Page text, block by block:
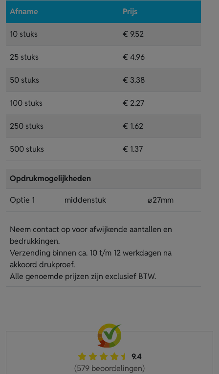
Afname Prijs
10 stuks € 9.52
25 stuks € 4.96
50 stuks € 3.38
100 stuks € 2.27
250 stuks € 1.62
500 stuks € 1.37
Opdrukmogelijkheden
Optie 1 middenstuk ⌀27mm
Neem contact op voor afwijkende aantallen en
bedrukkingen.
Verzending binnen ca. 10 t/m 12 werkdagen na
akkoord drukproef.
Alle genoemde prijzen zijn exclusief BTW.
9.4
(579 beoordelingen)